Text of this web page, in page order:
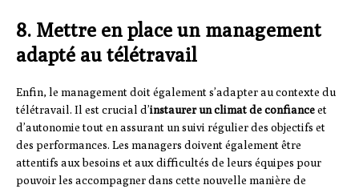
8. Mettre en place un management
adapté au télétravail
Enfin, le management doit également s’adapter au contexte du
télétravail. Il est crucial d’instaurer un climat de confianceet
d’autonomie tout en assurant un suivi régulier des objectifs et
des performances. Les managers doivent également être
attentifs aux besoins et aux difficultés de leurs équipes pour
pouvoir les accompagner dans cette nouvelle manière de